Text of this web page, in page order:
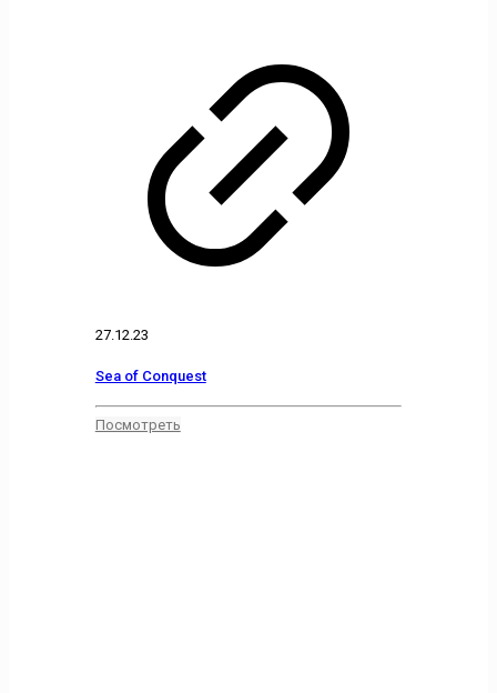
27.12.23
Sea of Conquest
Посмотреть